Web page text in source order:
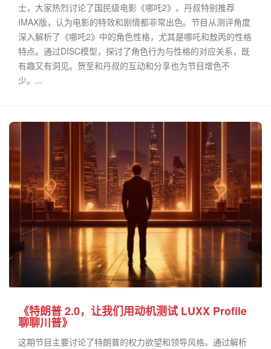
士，大家热烈讨论了国民级电影《哪吒2》。丹叔特别推荐
IMAX版，认为电影的特效和剧情都非常出色。节目从测评角度
深入解析了《哪吒2》中的角色性格，尤其是哪吒和敖丙的性格
特点。通过DISC模型，探讨了角色行为与性格的对应关系，既
有趣又有洞见。贺至和丹叔的互动和分享也为节目增色不
少。...
《特朗普 2.0，让我们用动机测试 LUXX Profile
聊聊川普》
这期节目主要讨论了特朗普的权力欲望和领导风格。通过解析